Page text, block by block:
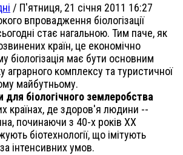
/ П'ятниця, 21 січня 2011 16:27
впровадження біологізації
стає нагальною. Тим паче, як
країн, це економічно
біологізація має бути основним
аграрного комплексу та туристичної
майбутньому.
біологічного землеробства
країнах, де здоров'я людини --
починаючи з 40-х років ХХ
біотехнології, що імітують
інтенсивних умов.